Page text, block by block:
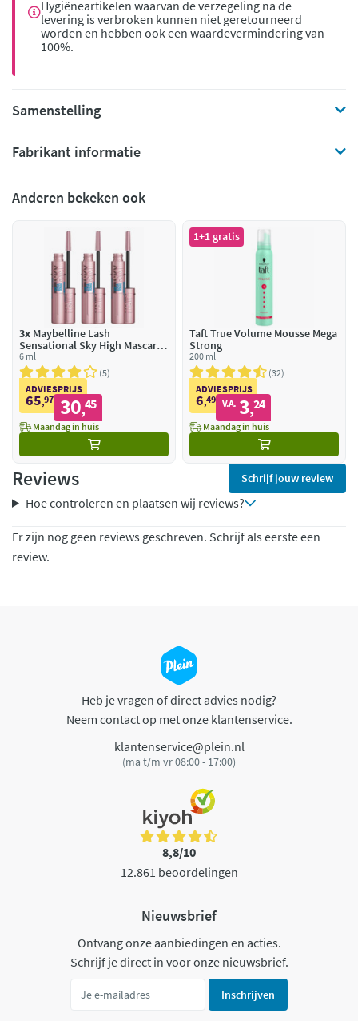
Hygiëneartikelen waarvan de verzegeling na de
levering is verbroken kunnen niet geretourneerd
worden en hebben ook een waardevermindering van
100%.
Samenstelling
Fabrikant informatie
Anderen bekeken ook
3x Maybelline Lash
Sensational Sky High Mascara
Waterproof Very Black
6 ml
5
ADVIESPRIJS
65,97 30,45
Maandag in huis
1+1 gratis
Taft True Volume Mousse Mega
Strong
200 ml
32
ADVIESPRIJS
6,49 V.A. 3,24
Maandag in huis
Reviews Schrijf jouw review
Hoe controleren en plaatsen wij reviews?
Er zijn nog geen reviews geschreven. Schrijf als eerste een
review.
Heb je vragen of direct advies nodig?
Neem contact op met onze klantenservice.
klantenservice@plein.nl
(ma t/m vr 08:00 - 17:00)
8,8/10
12.861 beoordelingen
Nieuwsbrief
Ontvang onze aanbiedingen en acties.
Schrijf je direct in voor onze nieuwsbrief.
Inschrijven